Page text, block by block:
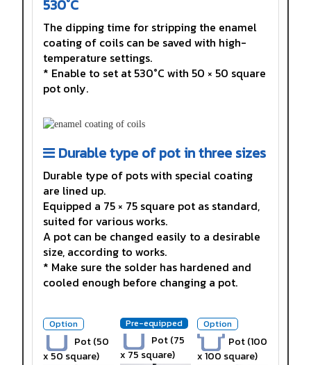
530°C
The dipping time for stripping the enamel
coating of coils can be saved with high-
temperature settings.
* Enable to set at 530°C with 50 × 50 square
pot only.
Durable type of pot in three sizes
Durable type of pots with special coating
are lined up.
Equipped a 75 × 75 square pot as standard,
suited for various works.
A pot can be changed easily to a desirable
size, according to works.
* Make sure the solder has hardened and
cooled enough before changing a pot.
Option
Pot (50
x 50 square)
Pre-equipped
Pot (75
x 75 square)
Option
Pot (100
x 100 square)